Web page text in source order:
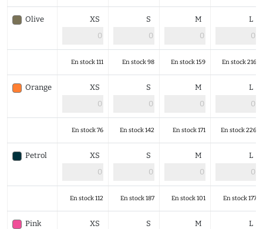
Olive XS S M L
En stock 111 En stock 98 En stock 159 En stock 216
Orange XS S M L
En stock 76 En stock 142 En stock 171 En stock 226
Petrol XS S M L
En stock 112 En stock 187 En stock 101 En stock 177
Pink XS S M L